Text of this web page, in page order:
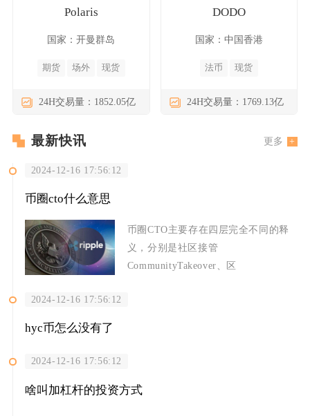
Polaris
国家：开曼群岛
期货 场外 现货
24H交易量：1852.05亿
DODO
国家：中国香港
法币 现货
24H交易量：1769.13亿
最新快讯 更多
2024-12-16 17:56:12
币圈cto什么意思
币圈CTO主要存在四层完全不同的释
义，分别是社区接管
CommunityTakeover、区
2024-12-16 17:56:12
hyc币怎么没有了
2024-12-16 17:56:12
啥叫加杠杆的投资方式